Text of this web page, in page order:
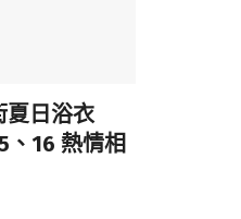
夏日浴衣
16 熱情相